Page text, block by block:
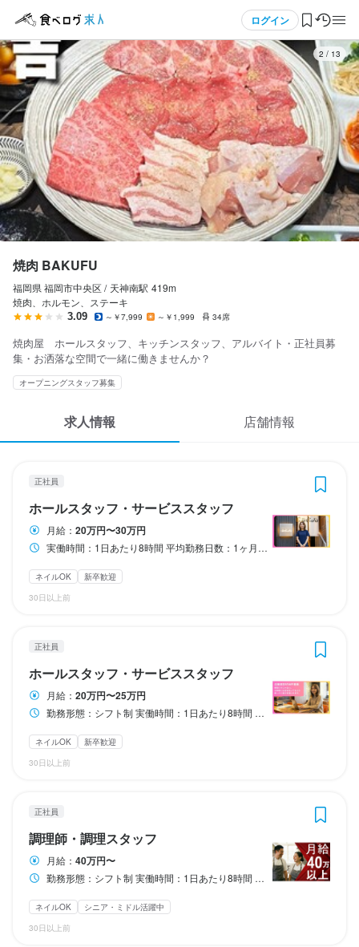
ログイン
ログイン・無料会員登録
食べログ求人TOP
求人検索
マイページ管理
気になる求人
検索履歴・保存した条件
応募履歴
スカウト・メルマガ受信設定
ヘルプ・お問い合わせフォーム
掲載をご検討の店舗様へ
食べログ求人PRESS
プライバシーポリシー
利用規約
3 / 13
焼肉 BAKUFU
福岡県 福岡市中央区 / 天神南駅 419m
焼肉、ホルモン、ステーキ
3.09 ～￥7,999 ～￥1,999 34席
焼肉屋 ホールスタッフ、キッチンスタッフ、アルバイト・正社員募
集・お洒落な空間で一緒に働きませんか？
オープニングスタッフ募集
求人情報 店舗情報
正社員
ホールスタッフ・サービススタッフ
月給： 20万円〜30万円
実働時間：1日あたり8時間 平均勤務日数：1ヶ月あたり20日 〜 23日 11:00～翌1:00（シフト二交代制）
ネイルOK
新卒歓迎
30日以上前
正社員
ホールスタッフ・サービススタッフ
月給： 20万円〜25万円
勤務形態：シフト制 実働時間：1日あたり8時間 平均勤務日数：1ヶ月あたり20日 〜 23日 11:00～翌1:00（シフト二交代制） 休憩あり
ネイルOK
新卒歓迎
30日以上前
正社員
調理師・調理スタッフ
月給： 40万円〜
勤務形態：シフト制 実働時間：1日あたり8時間 平均勤務日数：1ヶ月あたり20日 〜 23日 11:00～翌1:00（シフト二交代制）
ネイルOK
シニア・ミドル活躍中
30日以上前
焼肉 BAKUFU
ホールスタッフ・サービススタッフ
月給201,000円〜300,000円
昇給あり 交通費支給
試用期間
基本給：月給 20万1000円 〜 30万円
勤務時間
実働時間：1日あたり8時間
11:00～翌1:00（シフト二交代制）
終電考慮あり 転勤なし 長期勤務歓迎
休日・休暇
定休日：火曜日＋シフト制
応募画面へ進む
焼肉 BAKUFU
ホールスタッフ・サービススタッフ
月給200,000円〜250,000円
昇給あり 交通費支給
試用期間
試用期間中は契約社員となります。
給与補足
月給 20万円 〜 25万円
基本給：月給 20万円 〜 25万円
固定残業代：なし
全員に一律で支払われるその他手当金額：なし
交通費規定支給（月額支給上限 15000円）
※経験やスキルに応じて給与を考慮します。
※未経験者も大歓迎です！
応募画面へ進む
焼肉 BAKUFU
調理師・調理スタッフ
月給400,000円〜
昇給あり 交通費支給
試用期間
月給 40万円 〜
基本給：月給 40万円 〜
【一律手当】
年収500万円以上
経験者は優遇いたします。
勤務時間
応募画面へ進む
焼肉 BAKUFU
調理師・調理スタッフ
月給400,000円〜
昇給あり 交通費支給
試用期間
月給 40万円 〜
基本給：月給 40万円 〜
【一律手当】
年収500万円以上
経験者は優遇いたします。
勤務時間
応募画面へ進む
アルバイト・パート 焼肉 BAKUFU
ホールスタッフ・サービススタッフ
時給1,250円〜
昇給あり
給与補足
勤務時間
17：00～翌1：00（シフト制）
・半月ごとのシフト提出
・週1日～相談OK
・勤務時間相談可能
自由シフト制(毎回、時間・曜日を選べる)
休日・休暇
シフト希望を取りながらシフト調整を行います。
土日祝のみ勤務OK
応募画面へ進む
アルバイト・パート 焼肉 BAKUFU
ホールスタッフ・サービススタッフ
時給1,250円〜
昇給あり
給与補足
勤務時間
17：00～翌1：00（シフト制）
・半月ごとのシフト提出
・週1日～相談OK
・勤務時間相談可能
自由シフト制(毎回、時間・曜日を選べる)
休日・休暇
シフト希望を取りながらシフト調整を行います。
土日祝のみ勤務OK
応募画面へ進む
アルバイト・パート 焼肉 BAKUFU
皿洗い・洗い場
時給1,500円〜
ボーナス・賞与あり 昇給あり
勤務時間
・半月ごとのシフト提出
・週2日～勤務OK
・週5日勤務希望も歓迎！
ランチタイムのみ勤務OK
転勤なし
長期勤務歓迎
シフト制
自由シフト制(毎回、時間・曜日を選べる)
休日・休暇
シフト希望を取りながらシフト調整を行います。
平日のみ勤務OK(土日休み) 年末年始休暇あり
待遇
応募画面へ進む